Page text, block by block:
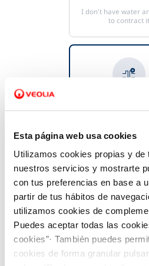
Esta página web usa cookies
Utilizamos cookies propias y de
nuestros servicios y mostrarte
con tus preferencias en base a
partir de tus hábitos de
utilizamos cookies de
Puedes aceptar todas las
cookies”· También puedes
cookies de forma granular
I don't have water
to contract it
Service line
I don't have a
Contract holder